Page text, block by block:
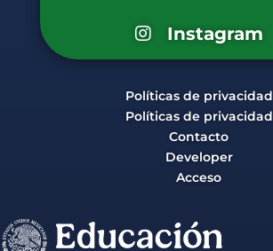
Instagram
Políticas de privacidad
Políticas de privacidad
Contacto
Developer
Acceso